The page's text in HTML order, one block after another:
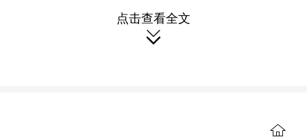
程机械、轨道交通等优势产业享誉全
点击查看全文
